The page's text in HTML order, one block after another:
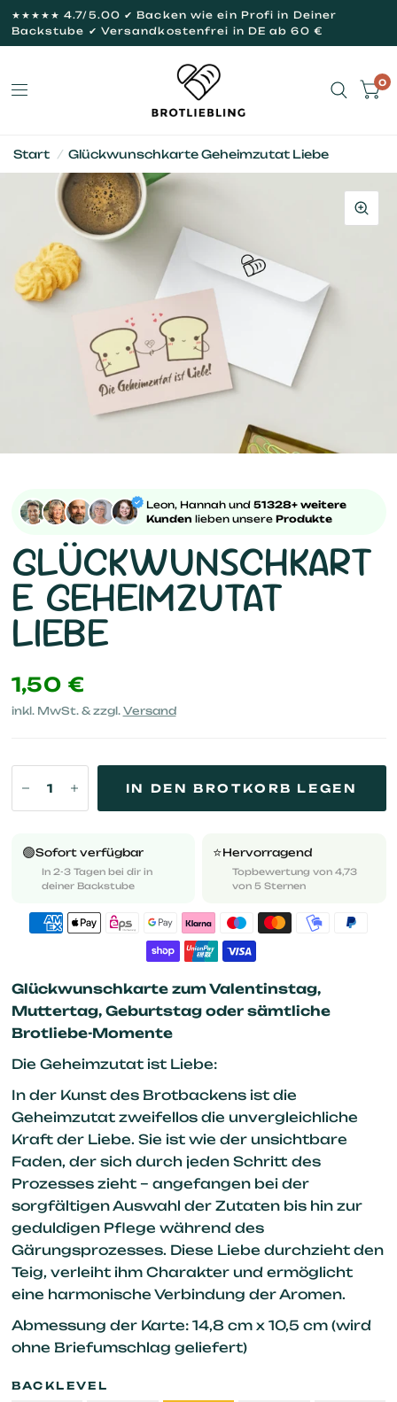
★★★★★ 4.7/5.00 ✔ Backen wie ein Profi in Deiner
Backstube ✔ Versandkostenfrei in DE ab 60 €
0
Start / Glückwunschkarte Geheimzutat Liebe
Leon, Hannah und 51328+ weitere
Kunden lieben unsere Produkte
GLÜCKWUNSCHKART
E GEHEIMZUTAT
LIEBE
1,50 €
inkl. MwSt. & zzgl. Versand
IN DEN BROTKORB LEGEN
🟢Sofort verfügbar
In 2-3 Tagen bei dir in
deiner Backstube
⭐️Hervorragend
Topbewertung von 4,73
von 5 Sternen
Glückwunschkarte zum Valentinstag,
Muttertag, Geburtstag oder sämtliche
Brotliebe-Momente
Die Geheimzutat ist Liebe:
In der Kunst des Brotbackens ist die
Geheimzutat zweifellos die unvergleichliche
Kraft der Liebe. Sie ist wie der unsichtbare
Faden, der sich durch jeden Schritt des
Prozesses zieht – angefangen bei der
sorgfältigen Auswahl der Zutaten bis hin zur
geduldigen Pflege während des
Gärungsprozesses. Diese Liebe durchzieht den
Teig, verleiht ihm Charakter und ermöglicht
eine harmonische Verbindung der Aromen.
Abmessung der Karte: 14,8 cm x 10,5 cm (wird
ohne Briefumschlag geliefert)
BACKLEVEL